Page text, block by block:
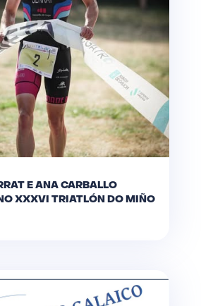
E ANA CARBALLO
XXXVI TRIATLÓN DO MIÑO